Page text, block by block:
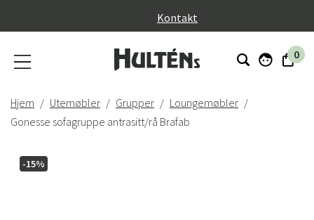
Kontakt
0
Hjem Utemøbler Grupper
Loungemøbler
Gonesse sofagruppe antrasitt/rå Brafab
-15%